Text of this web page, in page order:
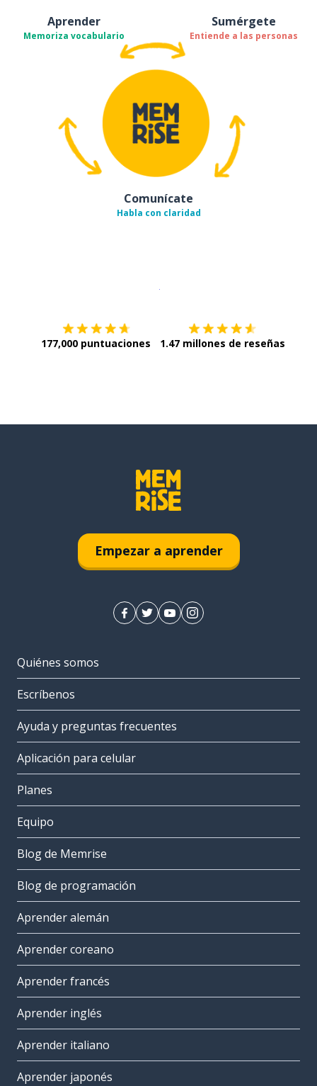
Aprender
Memoriza vocabulario
Sumérgete
Entiende a las personas
Comunícate
Habla con claridad
177,000 puntuaciones 1.47 millones de reseñas
Empezar a aprender
Quiénes somos
Escríbenos
Ayuda y preguntas frecuentes
Aplicación para celular
Planes
Equipo
Blog de Memrise
Blog de programación
Aprender alemán
Aprender coreano
Aprender francés
Aprender inglés
Aprender italiano
Aprender japonés